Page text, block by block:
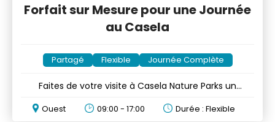
Forfait sur Mesure pour une Journée
au Casela
Partagé Flexible Journée Complète
Faites de votre visite à Casela Nature Parks un
Ouest 09:00 - 17:00 Durée : Flexible